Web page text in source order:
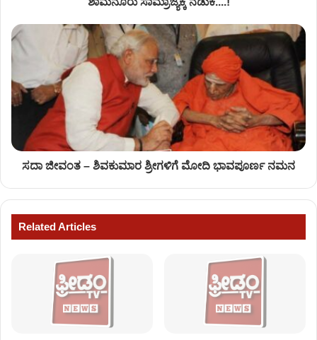
ಸದಾ ಜೀವಂತ – ಶಿವಕುಮಾರ ಶ್ರೀಗಳಿಗೆ ಮೋದಿ ಭಾವಪೂರ್ಣ ನಮನ
Related Articles